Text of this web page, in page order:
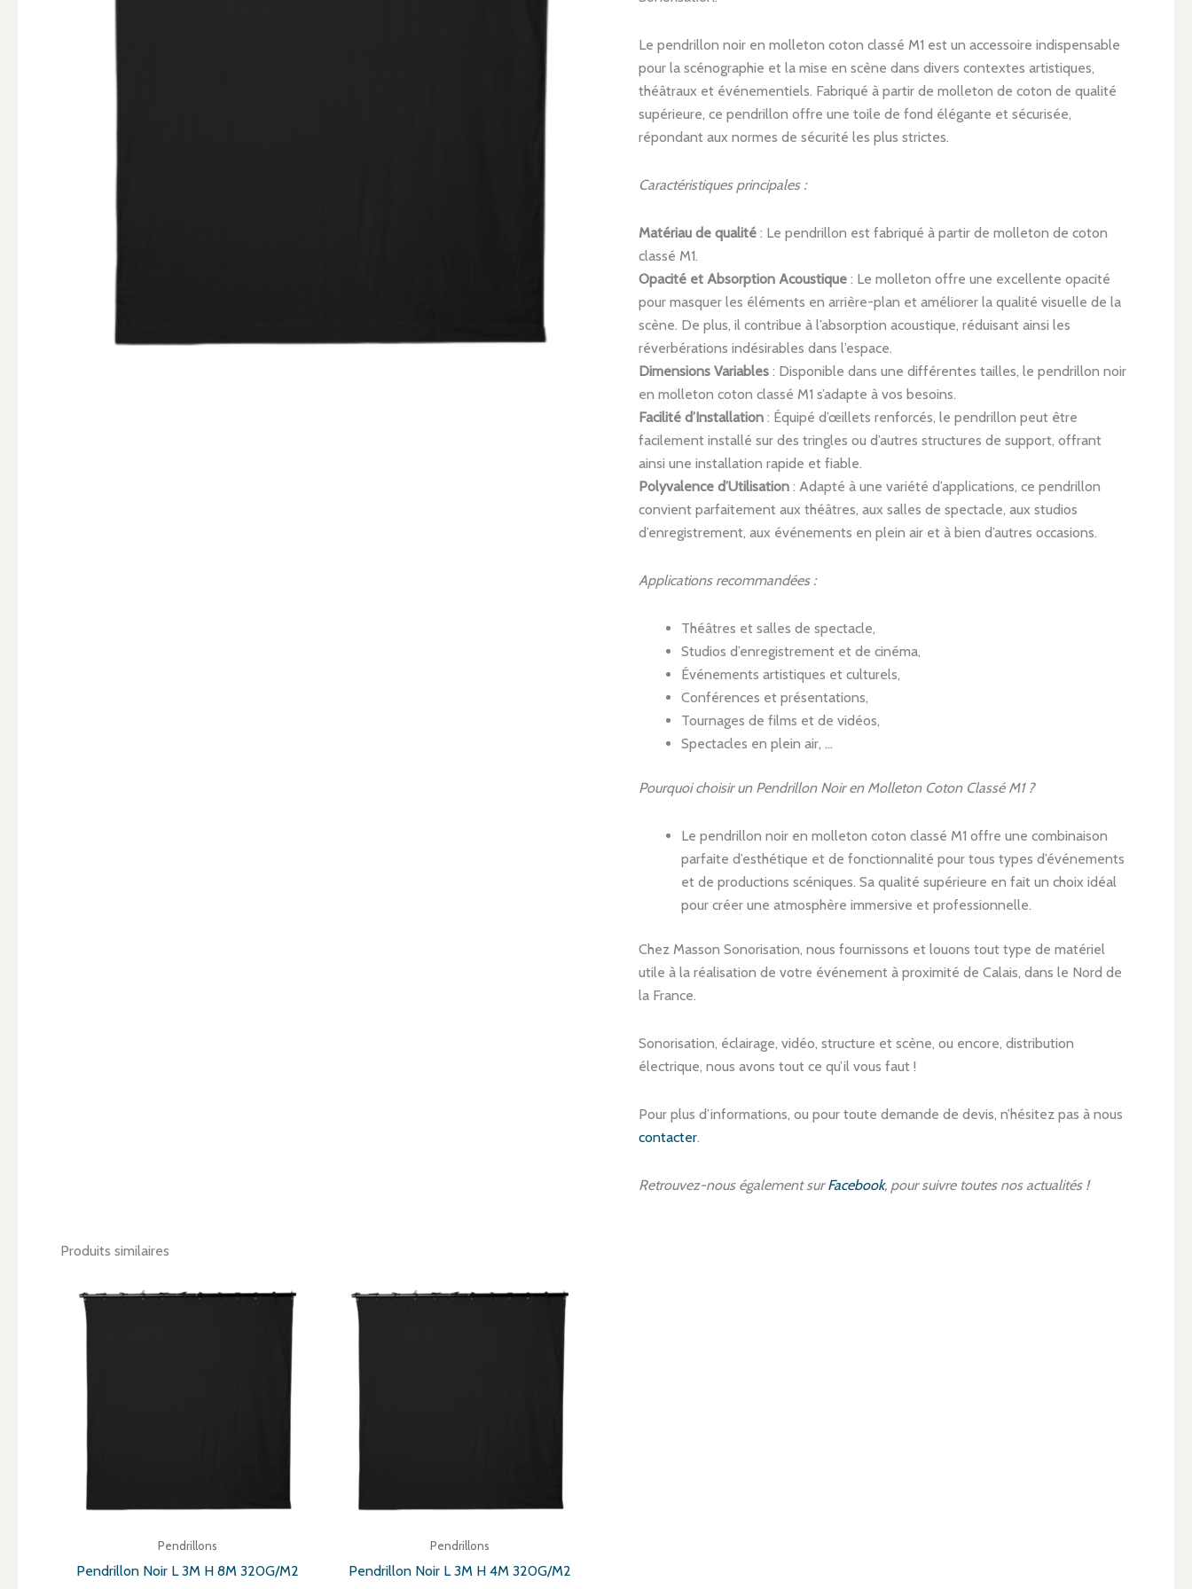
Le pendrillon noir en molleton coton classé M1 est un accessoire indispensable
pour la scénographie et la mise en scène dans divers contextes artistiques,
théâtraux et événementiels. Fabriqué à partir de molleton de coton de qualité
supérieure, ce pendrillon offre une toile de fond élégante et sécurisée,
répondant aux normes de sécurité les plus strictes.
Caractéristiques principales :
Matériau de qualité : Le pendrillon est fabriqué à partir de molleton de coton
classé M1.
Opacité et Absorption Acoustique : Le molleton offre une excellente opacité
pour masquer les éléments en arrière-plan et améliorer la qualité visuelle de la
scène. De plus, il contribue à l’absorption acoustique, réduisant ainsi les
réverbérations indésirables dans l’espace.
Dimensions Variables : Disponible dans une différentes tailles, le pendrillon noir
en molleton coton classé M1 s’adapte à vos besoins.
Facilité d’Installation : Équipé d’œillets renforcés, le pendrillon peut être
facilement installé sur des tringles ou d’autres structures de support, offrant
ainsi une installation rapide et fiable.
Polyvalence d’Utilisation : Adapté à une variété d’applications, ce pendrillon
convient parfaitement aux théâtres, aux salles de spectacle, aux studios
d’enregistrement, aux événements en plein air et à bien d’autres occasions.
Applications recommandées :
Théâtres et salles de spectacle,
Studios d’enregistrement et de cinéma,
Événements artistiques et culturels,
Conférences et présentations,
Tournages de films et de vidéos,
Spectacles en plein air, …
Pourquoi choisir un Pendrillon Noir en Molleton Coton Classé M1 ?
Le pendrillon noir en molleton coton classé M1 offre une combinaison
parfaite d’esthétique et de fonctionnalité pour tous types d’événements
et de productions scéniques. Sa qualité supérieure en fait un choix idéal
pour créer une atmosphère immersive et professionnelle.
Chez Masson Sonorisation, nous fournissons et louons tout type de matériel
utile à la réalisation de votre événement à proximité de Calais, dans le Nord de
la France.
Sonorisation, éclairage, vidéo, structure et scène, ou encore, distribution
électrique, nous avons tout ce qu’il vous faut !
Pour plus d’informations, ou pour toute demande de devis, n’hésitez pas à nous
contacter.
Retrouvez-nous également surFacebook, pour suivre toutes nos actualités !
Produits similaires
Pendrillons
Pendrillon Noir L 3M H 8M 320G/M2
Pendrillons
Pendrillon Noir L 3M H 4M 320G/M2